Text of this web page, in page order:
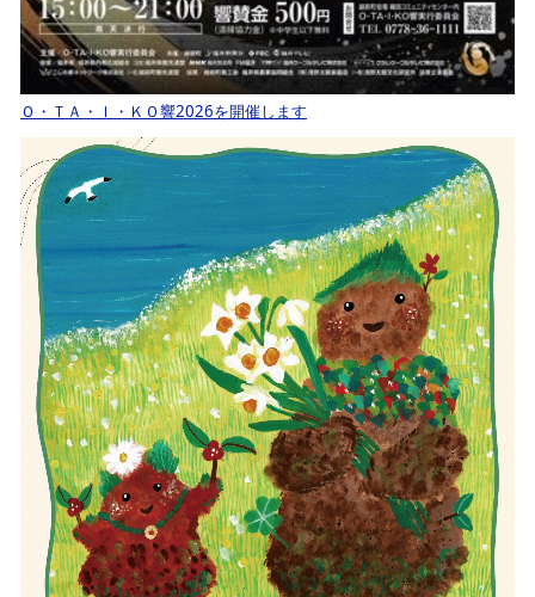
Ｏ・ＴＡ・Ｉ・ＫＯ響2026を開催します